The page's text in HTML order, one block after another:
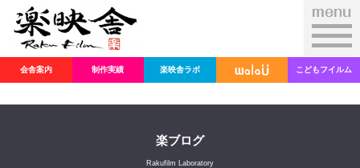
会舎案内 制作実績 楽映舎ラボ こどもフイルム
楽ブログ
Rakufilm Laboratory